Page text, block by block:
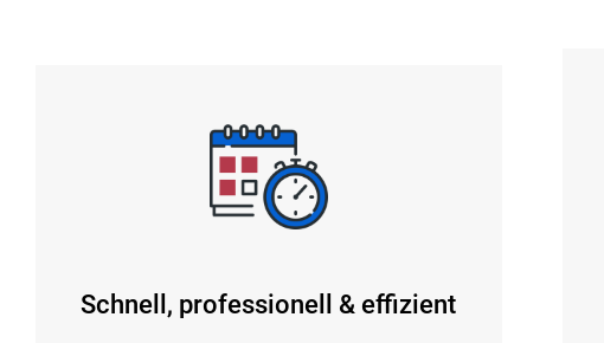
Schnell, professionell & effizient